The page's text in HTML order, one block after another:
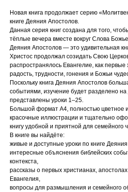
Новая книга продолжает серию
книге Деяния Апостолов.
Данная серия книг создана для того,
тёплые вечера вместе вокруг Слова
Деяния Апостолов — это удивительная
Христос продолжал созидать Свою
распространялось Евангелие, как
радость, трудности, гонения и Божьи
Поскольку книга Деяния Апостолов
событиями, изучение будет разделено на
представлены уроки 1–25.
Большой формат A4, полностью цветное
красочные иллюстрации и тщательно
книгу удобной и приятной для семейного
В книге вы найдёте:
живые и доступные уроки по книге
интересные объяснения библейских
контекста,
рассказы о первых христианах,
Евангелия,
вопросы для размышления и семейного